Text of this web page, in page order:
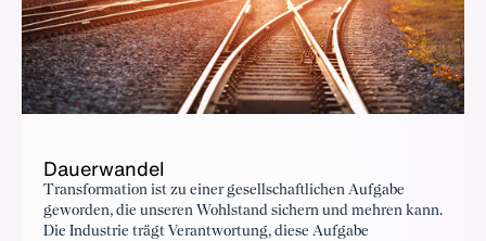
Dauerwandel
Transformation ist zu einer gesellschaftlichen Aufgabe
geworden, die unseren Wohlstand sichern und mehren kann.
Die Industrie trägt Verantwortung, diese Aufgabe